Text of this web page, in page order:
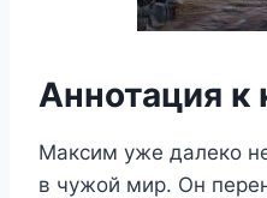
Аннотация к
Максим уже далеко
в чужой мир. Он